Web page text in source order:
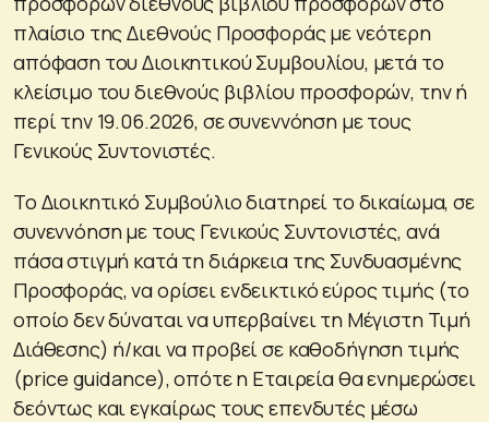
πλαίσιο της Διεθνούς Προσφοράς με νεότερη
απόφαση του Διοικητικού Συμβουλίου, μετά το
κλείσιμο του διεθνούς βιβλίου προσφορών, την ή
περί την 19.06.2026, σε συνεννόηση με τους
Γενικούς Συντονιστές.
Το Διοικητικό Συμβούλιο διατηρεί το δικαίωμα, σε
συνεννόηση με τους Γενικούς Συντονιστές, ανά
πάσα στιγμή κατά τη διάρκεια της Συνδυασμένης
Προσφοράς, να ορίσει ενδεικτικό εύρος τιμής (το
οποίο δεν δύναται να υπερβαίνει τη Μέγιστη Τιμή
Διάθεσης) ή/και να προβεί σε καθοδήγηση τιμής
(price guidance), οπότε η Εταιρεία θα ενημερώσει
δεόντως και εγκαίρως τους επενδυτές μέσω